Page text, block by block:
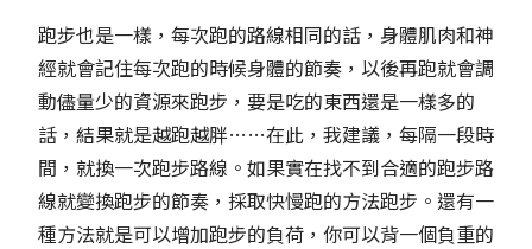
跑步也是一樣，每次跑的路線相同的話，身體肌肉和神
經就會記住每次跑的時候身體的節奏，以後再跑就會調
動儘量少的資源來跑步，要是吃的東西還是一樣多的
話，結果就是越跑越胖……在此，我建議，每隔一段時
間，就換一次跑步路線。如果實在找不到合適的跑步路
線就變換跑步的節奏，採取快慢跑的方法跑步。還有一
種方法就是可以增加跑步的負荷，你可以背一個負重的